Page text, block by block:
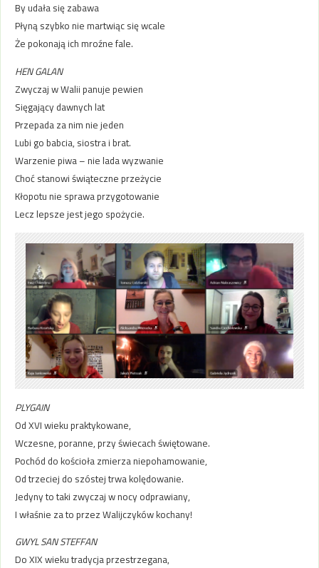
By udała się zabawa
Płyną szybko nie martwiąc się wcale
Że pokonają ich mroźne fale.
HEN GALAN
Zwyczaj w Walii panuje pewien
Sięgający dawnych lat
Przepada za nim nie jeden
Lubi go babcia, siostra i brat.
Warzenie piwa – nie lada wyzwanie
Choć stanowi świąteczne przeżycie
Kłopotu nie sprawa przygotowanie
Lecz lepsze jest jego spożycie.
PLYGAIN
Od XVI wieku praktykowane,
Wczesne, poranne, przy świecach świętowane.
Pochód do kościoła zmierza niepohamowanie,
Od trzeciej do szóstej trwa kolędowanie.
Jedyny to taki zwyczaj w nocy odprawiany,
I właśnie za to przez Walijczyków kochany!
GWYL SAN STEFFAN
Do XIX wieku tradycja przestrzegana,